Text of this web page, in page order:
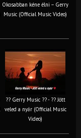
Okosabban kéne élni – Gerry
Music (Official Music Video)
?? Gerry Music ?? - ?? Jött
veled a nyár (Official Music
Video)